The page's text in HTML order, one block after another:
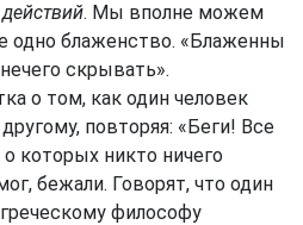
. Мы вполне можем
одно блаженство. «Блаженны
скрывать».
о том, как один человек
повторяя: «Беги! Все
которых никто ничего
бежали. Говорят, что один
философу